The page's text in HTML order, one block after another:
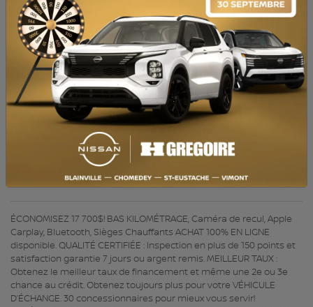
MOTEUR (L) :
CARBURANT : Essence
COULEUR EXTÉRIEUR : Blanc (G1W)
PORTES : 5
COULEUR INTÉRIEUR: Noir
PASSAGERS : 5
NUMÉRO DE STOCK : 726458A
2GNAXYEX6L6260104
ÉCONOMISEZ 17 700$! BAS KILOMÉTRAGE, Caméra de recul, Apple
Carplay, Bluetooth, Sièges Chauffants ACHAT 100% EN LIGNE
disponible. QUALITÉ CERTIFIÉE : Inspection en plus de 150 points et
satisfaction garantie 7 jours ou argent remis. MEILLEUR TAUX :
Obtenez le meilleur taux de financement et même une 2e ou 3e
chance au crédit. Obtenez toujours plus pour votre VÉHICULE
D’ÉCHANGE. 30 concessionnaires pour mieux vous servir!